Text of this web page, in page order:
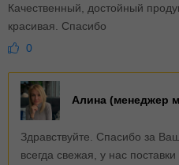
Качественный, достойный
красивая. Спасибо
0
Алина (менеджер
Здравствуйте. Спасибо за
всегда свежая, у нас